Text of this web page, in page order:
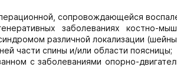
сопровождающейся
заболеваниях костно-
различной локализации
части спины и/или области поясницы;
с заболеваниями опорно-